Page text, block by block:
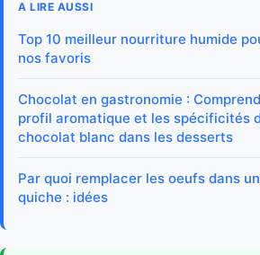
A LIRE AUSSI
Top 10 meilleur nourriture humide
nos favoris
Chocolat en gastronomie :
profil aromatique et les spécificités
chocolat blanc dans les desserts
Par quoi remplacer les oeufs dans
quiche : idées